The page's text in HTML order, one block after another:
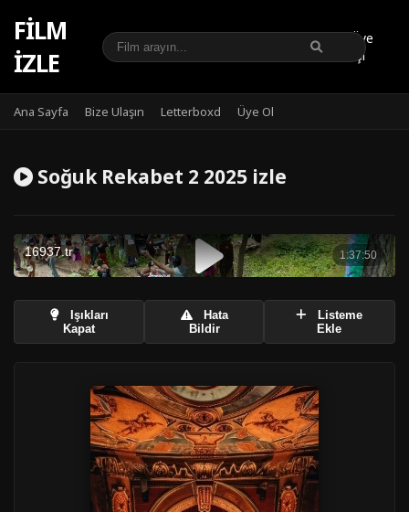
FILM
IZLE
Üye
Girişi
Ana Sayfa Bize Ulaşın Letterboxd Üye Ol
Soğuk Rekabet 2 2025 izle
Işıkları
Kapat
Hata
Bildir
Listeme
Ekle